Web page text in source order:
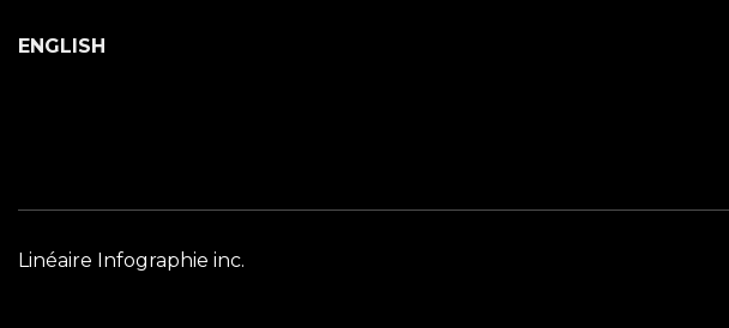
ENGLISH
Linéaire Infographie inc.